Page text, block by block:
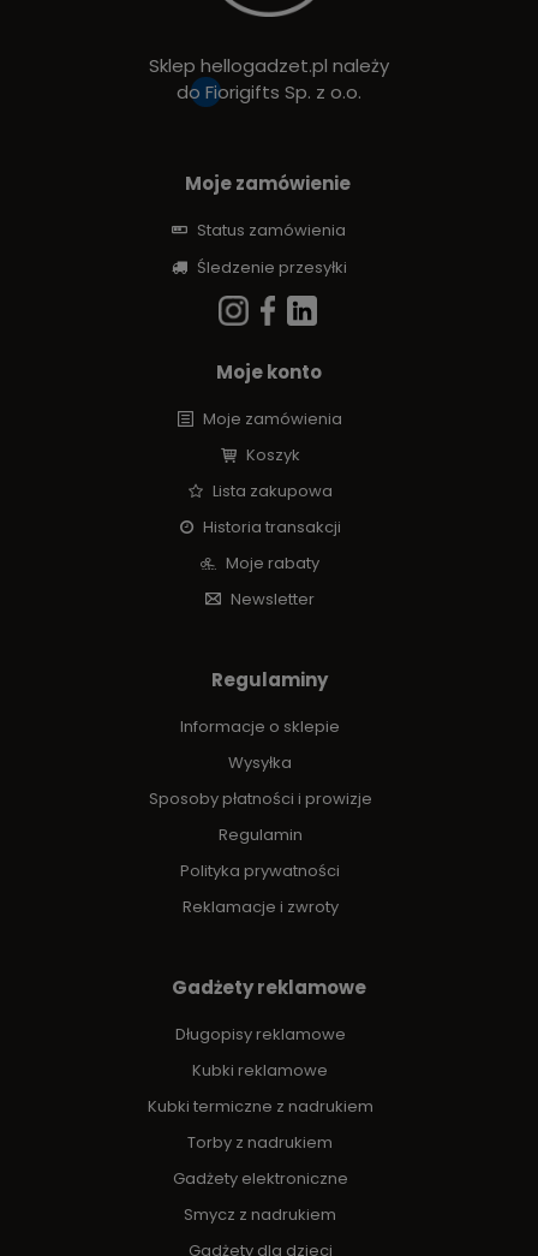
Sklep hellogadzet.pl należy
do Fiorigifts Sp. z o.o.
Moje zamówienie
Status zamówienia
Śledzenie przesyłki
Moje konto
Moje zamówienia
Koszyk
Lista zakupowa
Historia transakcji
Moje rabaty
Newsletter
Regulaminy
Informacje o sklepie
Wysyłka
Sposoby płatności i prowizje
Regulamin
Polityka prywatności
Reklamacje i zwroty
Gadżety reklamowe
Długopisy reklamowe
Kubki reklamowe
Kubki termiczne z nadrukiem
Torby z nadrukiem
Gadżety elektroniczne
Smycz z nadrukiem
Gadżety dla dzieci